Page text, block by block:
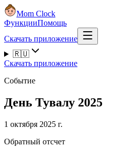
Mom Clock
ФункцииПомощь
Скачать приложение
🇷🇺
Скачать приложение
Событие
День Тувалу 2025
1 октября 2025 г.
Обратный отсчет